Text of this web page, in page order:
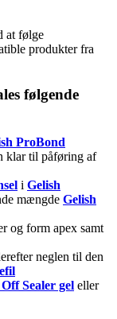
at følge
produkter fra
følgende
ProBond
klar til påføring af
i Gelish
mængde Gelish
og form apex samt
neglen til den
Sealer gel eller